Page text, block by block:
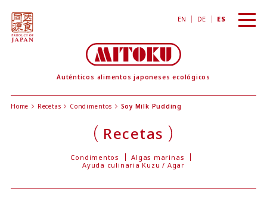
Auténticos alimentos japoneses ecológicos
EN DE ES
toggle
Home Recetas Condimentos Soy Milk Pudding
Recetas
Condimentos
Algas marinas
Ayuda culinaria Kuzu / Agar